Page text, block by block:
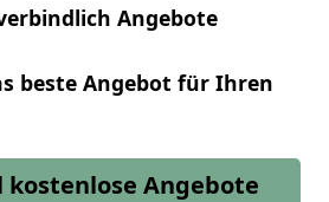
Angebote
beste Angebot für Ihren
Angebote